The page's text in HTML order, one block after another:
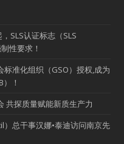
SLS认证标志（SLS
性要求！
准化组织（GSO）授权,成为
！
共探质量赋能新质生产力
）总干事汉娜•泰迪访问南京先